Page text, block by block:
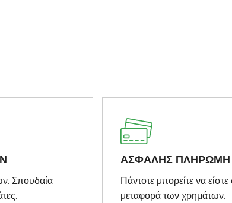
Σπουδαία
ΑΣΦΑΛΗΣ ΠΛΗΡΩΜΗ
Πάντοτε μπορείτε να είστε
μεταφορά των χρημάτων.